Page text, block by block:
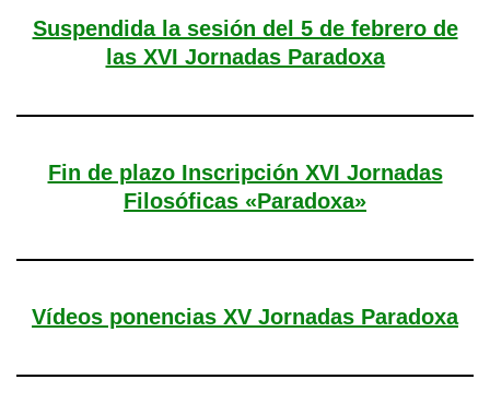
Suspendida la sesión del 5 de febrero de
las XVI Jornadas Paradoxa
Fin de plazo Inscripción XVI Jornadas
Filosóficas «Paradoxa»
Vídeos ponencias XV Jornadas Paradoxa